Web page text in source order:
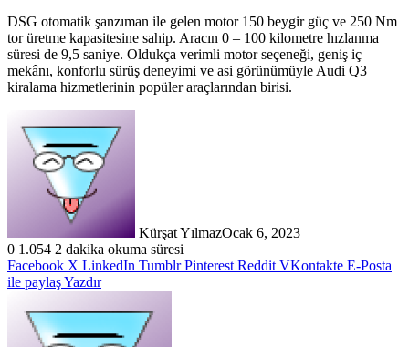
DSG otomatik şanzıman ile gelen motor 150 beygir güç ve 250 Nm
tor üretme kapasitesine sahip. Aracın 0 – 100 kilometre hızlanma
süresi de 9,5 saniye. Oldukça verimli motor seçeneği, geniş iç
mekânı, konforlu sürüş deneyimi ve asi görünümüyle Audi Q3
kiralama hizmetlerinin popüler araçlarından birisi.
Kürşat YılmazOcak 6, 2023
0 1.054 2 dakika okuma süresi
Facebook X LinkedIn Tumblr Pinterest Reddit VKontakte E-Posta
ile paylaşYazdır